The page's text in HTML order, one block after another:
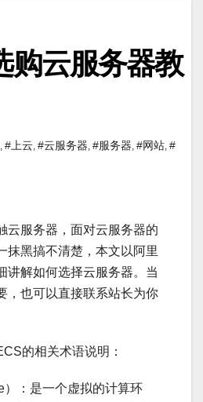
购云服务器教
, #上云, #云服务器, #服务器, #网站, #
云服务器，面对云服务器的
抹黑搞不清楚，本文以阿里
讲解如何选择云服务器。当
，也可以直接联系站长为你
的相关术语说明：
）：是一个虚拟的计算环